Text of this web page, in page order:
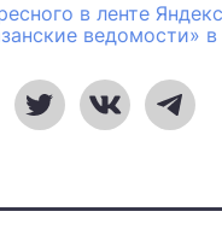
в ленте
ведомости»